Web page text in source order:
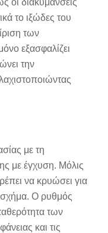
οι διακυμάνσεις
το ιξώδες του
των
εξασφαλίζει
την
με τη
με έγχυση. Μόλις
να κρυώσει για
σχήμα. Ο ρυθμός
των
και τις